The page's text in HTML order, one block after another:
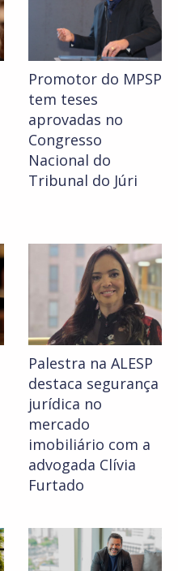
Promotor do MPSP
tem teses
aprovadas no
Congresso
Nacional do
Tribunal do Júri
Palestra na ALESP
destaca segurança
jurídica no
mercado
imobiliário com a
advogada Clívia
Furtado